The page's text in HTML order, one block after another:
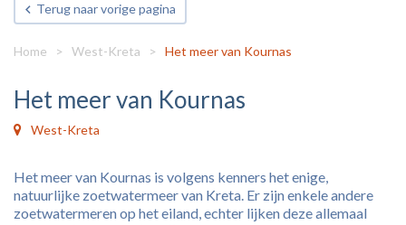
Terug naar vorige pagina
Home > West-Kreta > Het meer van Kournas
Het meer van Kournas
West-Kreta
Het meer van Kournas is volgens kenners het enige,
natuurlijke zoetwatermeer van Kreta. Er zijn enkele andere
zoetwatermeren op het eiland, echter lijken deze allemaal